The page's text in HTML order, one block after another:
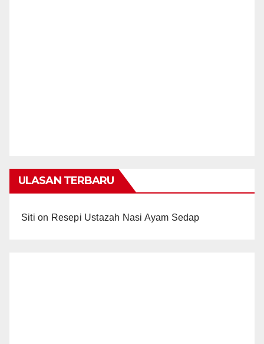
ULASAN TERBARU
Siti on Resepi Ustazah Nasi Ayam Sedap